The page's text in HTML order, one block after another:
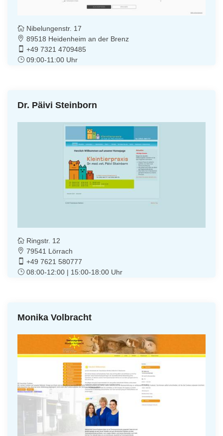
Nibelungenstr. 17
89518 Heidenheim an der Brenz
+49 7321 4709485
09:00-11:00 Uhr
Dr. Päivi Steinborn
Ringstr. 12
79541 Lörrach
+49 7621 580777
08:00-12:00 | 15:00-18:00 Uhr
Monika Volbracht